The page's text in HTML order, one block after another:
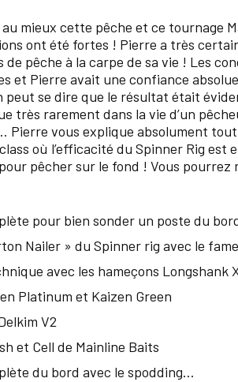
mieux cette pêche et ce tournage
ont été fortes ! Pierre a très
de pêche à la carpe de sa vie ! Les
et Pierre avait une confiance
peut se dire que le résultat était
très rarement dans la vie d’un
Pierre vous explique absolument
où l’efficacité du Spinner Rig est
pêcher sur le fond ! Vous
pour bien sonder un poste du
Nailer » du Spinner rig avec le
avec les hameçons Longshank
Platinum et Kaizen Green
V2
et Cell de Mainline Baits
du bord avec le spodding…